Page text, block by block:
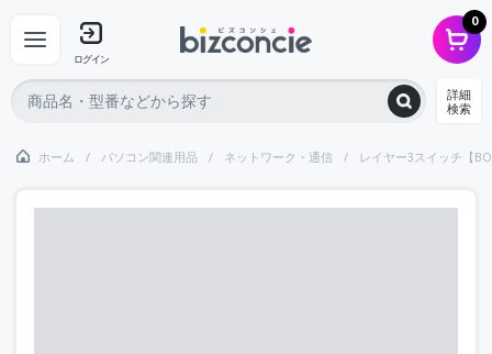
ログイン
0
詳細
検索
ホーム パソコン関連用品 ネットワーク・通信 レイヤー3スイッチ【